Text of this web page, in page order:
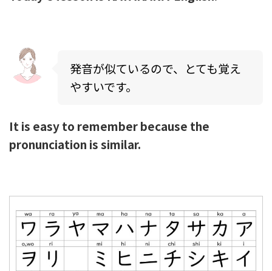
発音が似ているので、とても覚え
やすいです。
It is easy to remember because the
pronunciation is similar.